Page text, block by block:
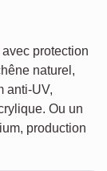
protection
naturel,
anti‑UV,
Ou un
production